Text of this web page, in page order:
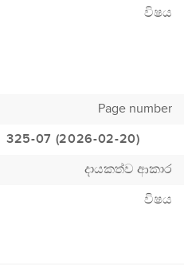
විෂය
Page number
325-07 (2026-02-20)
දායකත්ව ආකාර
විෂය